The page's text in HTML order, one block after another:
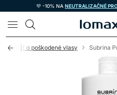
💜 -10% NA NEUTRALIZAČNÉ
LOMAX
o poškodené vlasy Subrina